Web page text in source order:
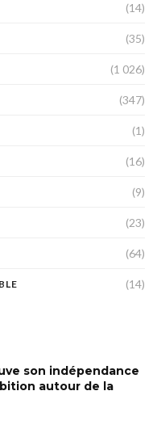
(14)
(35)
(1 026)
(347)
(1)
(16)
(9)
(23)
(64)
(14)
son indépendance
autour de la